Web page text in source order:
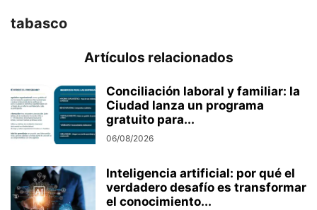
tabasco
Artículos relacionados
Conciliación laboral y familiar: la
Ciudad lanza un programa
gratuito para...
06/08/2026
Inteligencia artificial: por qué el
verdadero desafío es transformar
el conocimiento...